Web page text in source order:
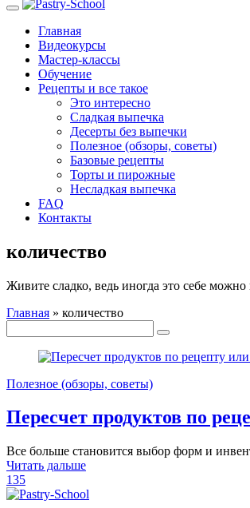
Главная
Видеокурсы
Мастер-классы
Обучение
Рецепты и все такое
Это интересно
Сладкая выпечка
Десерты без выпечки
Полезное (обзоры, советы)
Базовые рецепты
Торты и пирожные
Несладкая выпечка
FAQ
Контакты
количество
Живите сладко, ведь иногда это себе можно
Главная » количество
Полезное (обзоры, советы)
Пересчет продуктов по
Все больше становится выбор форм и
Читать дальше
135